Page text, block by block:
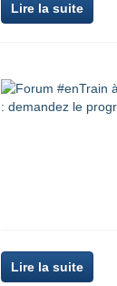
Lire la suite
Lire la suite